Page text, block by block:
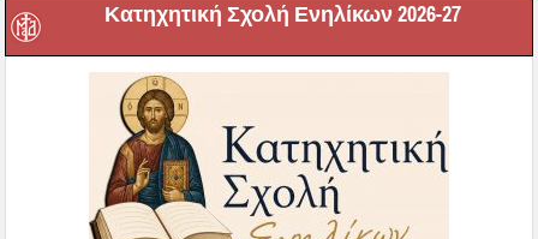
Κατηχητική Σχολή Ενηλίκων 2026-27